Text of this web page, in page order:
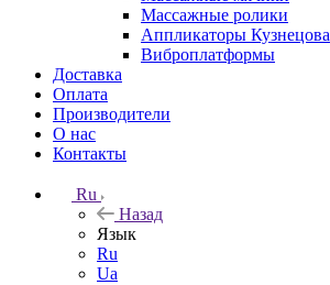
Массажные ролики
Аппликаторы Кузнецова
Виброплатформы
Доставка
Оплата
Производители
О нас
Контакты
Ru
Назад
Язык
Ru
Ua